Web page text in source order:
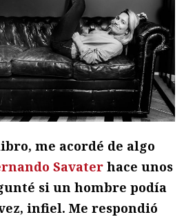
me acordé de algo
Savater hace unos
si un hombre podía
infiel. Me respondió